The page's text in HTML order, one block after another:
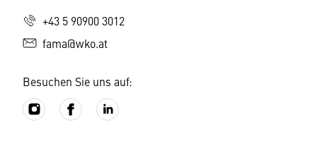
+43 5 90900 3012
fama@wko.at
Besuchen Sie uns auf: